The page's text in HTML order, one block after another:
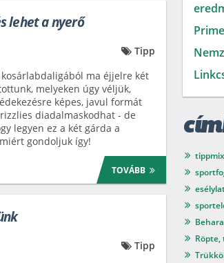
lehet a nyerő
Tipp
ma éjjelre két
melyeken úgy véljük,
képes, javul formát
diadalmaskodhat - de
legyen ez a két gárda a
gondoljuk így!
TOVÁBB
Tipp
tippmix